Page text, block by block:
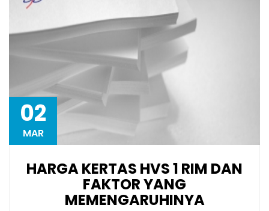
02
MAR
HARGA KERTAS HVS 1 RIM DAN
FAKTOR YANG
MEMENGARUHINYA